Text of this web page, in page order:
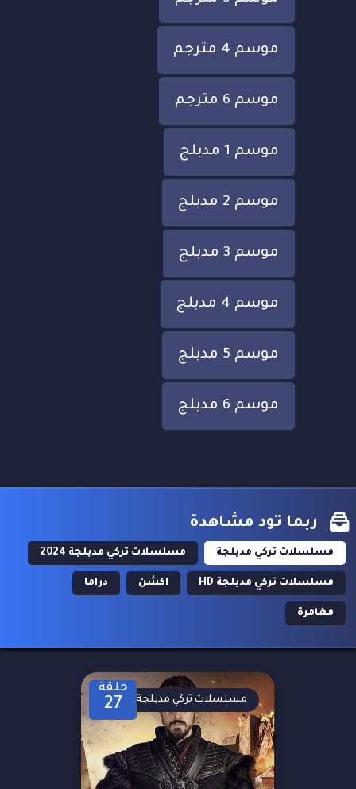
موسم 4 مترجم
موسم 6 مترجم
موسم 1 مدبلج
موسم 2 مدبلج
موسم 3 مدبلج
موسم 4 مدبلج
موسم 5 مدبلج
موسم 6 مدبلج
ربما تود مشاهدة
مسلسلات تركي مدبلجة مسلسلات تركي مدبلجة 2024
مسلسلات تركي مدبلجة HD اكشن دراما
مغامرة
حلقة
27 مسلسلات تركي مدبلجة